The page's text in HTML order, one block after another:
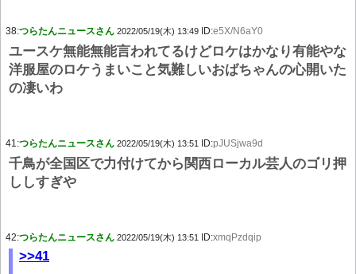
38:つらたんニュースさん 2022/05/19(木) 13:49 ID:e5X/N6aY0
ユースケ無能無能言われてるけどロケはかなり有能やな
洋服屋のロケうまいこと気難しいおばちゃんの心開いた
の凄いわ
41:つらたんニュースさん 2022/05/19(木) 13:51 ID:pJUSjwa9d
千鳥が全国区で力付けてから関西ローカル芸人のゴリ押
ししすぎや
42:つらたんニュースさん 2022/05/19(木) 13:51 ID:xmqPzdqip
>>41